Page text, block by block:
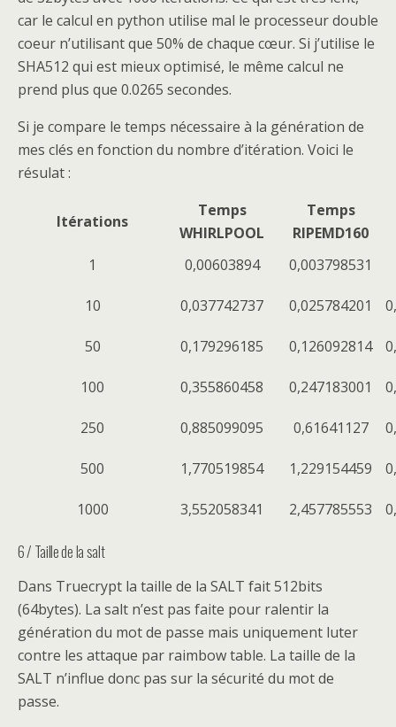
car le calcul en python utilise mal le processeur double
coeur n’utilisant que 50% de chaque cœur. Si j’utilise le
SHA512 qui est mieux optimisé, le même calcul ne
prend plus que 0.0265 secondes.
Si je compare le temps nécessaire à la génération de
mes clés en fonction du nombre d’itération. Voici le
résulat :
Itérations
Temps
WHIRLPOOL
Temps
RIPEMD160
1
0,00603894 0,003798531
10 0,037742737 0,025784201
50 0,179296185 0,126092814
100 0,355860458 0,247183001
250 0,885099095 0,61641127
500 1,770519854 1,229154459
1000 3,552058341 2,457785553
6 / Taille de la salt
Dans Truecrypt la taille de la SALT fait 512bits
(64bytes). La salt n’est pas faite pour ralentir la
génération du mot de passe mais uniquement luter
contre les attaque par raimbow table. La taille de la
SALT n’influe donc pas sur la sécurité du mot de
passe.